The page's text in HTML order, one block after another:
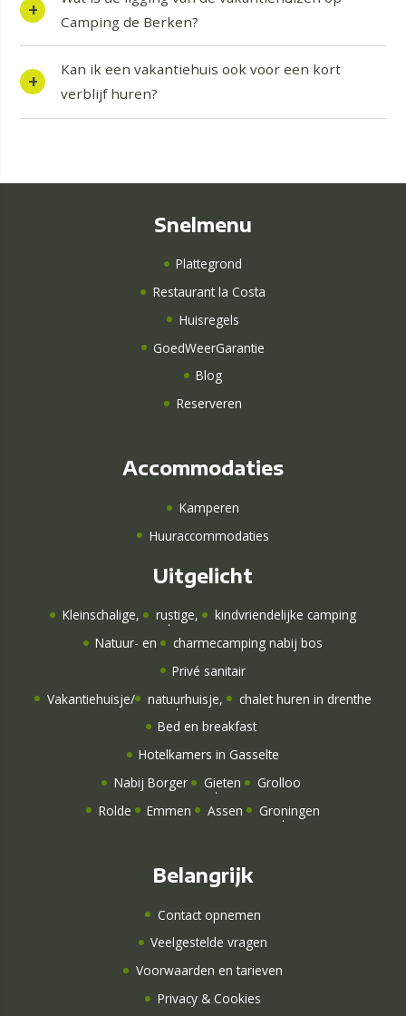
Camping de Berken?
Kan ik een vakantiehuis ook voor een kort
verblijf huren?
Snelmenu
Plattegrond
Restaurant la Costa
Huisregels
GoedWeerGarantie
Blog
Reserveren
Accommodaties
Kamperen
Huuraccommodaties
Uitgelicht
Kleinschalige, rustige,
kindvriendelijke camping
Natuur- en
charmecamping nabij bos
Privé sanitair
Vakantiehuisje/ natuurhuisje,
chalet huren in drenthe
Bed en breakfast
Hotelkamers in Gasselte
Nabij Borger
Gieten
Grolloo
Rolde
Emmen Assen Groningen
Belangrijk
Contact opnemen
Veelgestelde vragen
Voorwaarden en tarieven
Privacy & Cookies